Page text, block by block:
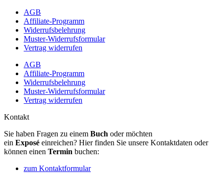
AGB
Affiliate-Programm
Widerrufsbelehrung
Muster-Widerrufsformular
Vertrag widerrufen
AGB
Affiliate-Programm
Widerrufsbelehrung
Muster-Widerrufsformular
Vertrag widerrufen
Kontakt
Sie haben Fragen zu einem Buch oder möchten
ein Exposé einreichen? Hier finden Sie unsere Kontaktdaten oder
können einen Termin buchen:
zum Kontaktformular